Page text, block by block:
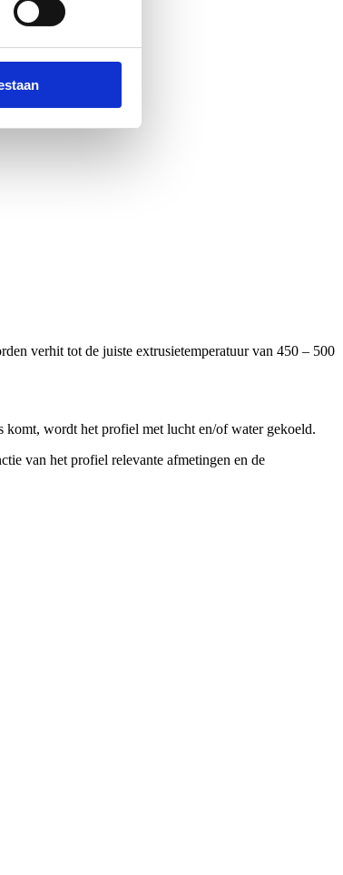
verhit tot de juiste extrusietemperatuur van 450 – 500
komt, wordt het profiel met lucht en/of water gekoeld.
van het profiel relevante afmetingen en de